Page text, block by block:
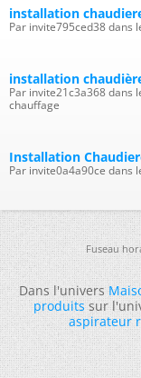
installation
Par invite795ced38 dans
installation
Par invite21c3a368 dans
chauffage
Installation
Par invite0a4a90ce dans
Fuseau
Dans l'univers
produitssur
aspirateur